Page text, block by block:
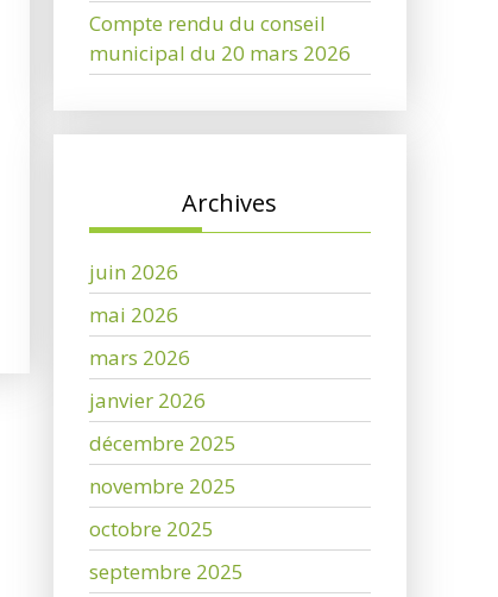
Compte rendu du conseil
municipal du 20 mars 2026
Archives
juin 2026
mai 2026
mars 2026
janvier 2026
décembre 2025
novembre 2025
octobre 2025
septembre 2025